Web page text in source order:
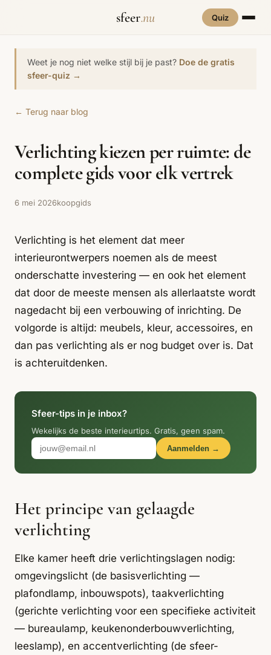
sfeer.nu Quiz
INTERIEURSTIJLEN
Biophilic
Botanisch
Interieur
Brutalisme Coastal
Comfort
Dopamine
Grandmillennial Healing Home Hygge
Industrial
Italiaans
Design
Japandi
Japans Zen Maximalistisch Mediterraans
Midcentury
Modern
Modern
Klassiek
Modern
Landelijk
Moody
Modern
Scandinavisch Wabi-Sabi
RUIMTES
Badkamer Werkkamer
Hal Kinderkamer
Weet je nog niet welke stijl bij je past? Doe de gratis
sfeer-quiz →
← Terug naar blog
Verlichting kiezen per ruimte: de
complete gids voor elk vertrek
6 mei 2026koopgids
Verlichting is het element dat meer
interieurontwerpers noemen als de meest
onderschatte investering — en ook het element
dat door de meeste mensen als allerlaatste wordt
nagedacht bij een verbouwing of inrichting. De
volgorde is altijd: meubels, kleur, accessoires, en
dan pas verlichting als er nog budget over is. Dat
is achteruitdenken.
Sfeer-tips in je inbox?
Wekelijks de beste interieurtips. Gratis, geen spam.
Aanmelden →
Het principe van gelaagde
verlichting
Elke kamer heeft drie verlichtingslagen nodig:
omgevingslicht (de basisverlichting —
plafondlamp, inbouwspots), taakverlichting
(gerichte verlichting voor een specifieke activiteit
— bureaulamp, keukenonderbouwverlichting,
leeslamp), en accentverlichting (de sfeer-